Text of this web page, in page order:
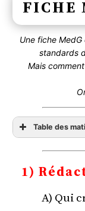
FICHE
Une fiche
standards
Mais
Table des
Les
B) Quel est
1)
A) Qui